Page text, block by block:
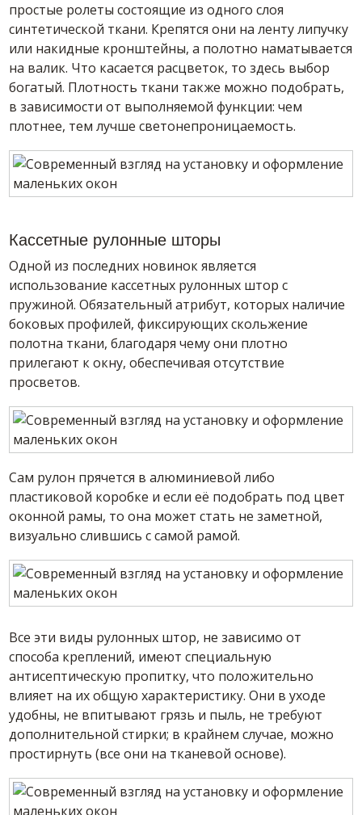
простые ролеты состоящие из одного слоя
синтетической ткани. Крепятся они на ленту липучку
или накидные кронштейны, а полотно наматывается
на валик. Что касается расцветок, то здесь выбор
богатый. Плотность ткани также можно подобрать,
в зависимости от выполняемой функции: чем
плотнее, тем лучше светонепроницаемость.
Кассетные рулонные шторы
Одной из последних новинок является
использование кассетных рулонных штор с
пружиной. Обязательный атрибут, которых наличие
боковых профилей, фиксирующих скольжение
полотна ткани, благодаря чему они плотно
прилегают к окну, обеспечивая отсутствие
просветов.
Сам рулон прячется в алюминиевой либо
пластиковой коробке и если её подобрать под цвет
оконной рамы, то она может стать не заметной,
визуально слившись с самой рамой.
Все эти виды рулонных штор, не зависимо от
способа креплений, имеют специальную
антисептическую пропитку, что положительно
влияет на их общую характеристику. Они в уходе
удобны, не впитывают грязь и пыль, не требуют
дополнительной стирки; в крайнем случае, можно
простирнуть (все они на тканевой основе).